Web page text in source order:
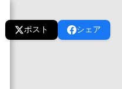
ポスト シェア